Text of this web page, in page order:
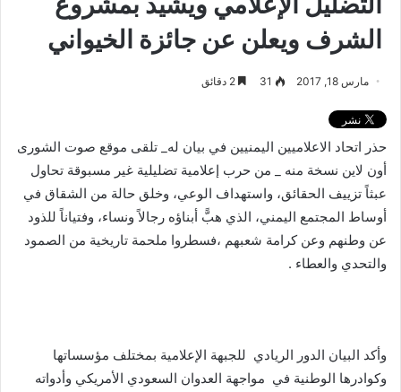
الشرف ويعلن عن جائزة الخيواني
مارس 18, 2017 31
حذر اتحاد الاعلاميين اليمنيين في بيان له_ تلقى موقع صوت الشورى
أون لاين نسخة منه _ من حرب إعلامية تضليلية غير مسبوقة تحاول
عبثاً تزييف الحقائق، واستهداف الوعي، وخلق حالة من الشقاق في
أوساط المجتمع اليمني، الذي هبًّ أبناؤه رجالاً ونساء، وفتياناً للذود
عن وطنهم وعن كرامة شعبهم ،فسطروا ملحمة تاريخية من الصمود
والتحدي والعطاء .
وأكد البيان الدور الريادي للجبهة الإعلامية بمختلف مؤسساتها
وكوادرها الوطنية في مواجهة العدوان السعودي الأمريكي وأدواته